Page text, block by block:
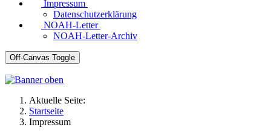
Impressum
Datenschutzerklärung
NOAH-Letter
NOAH-Letter-Archiv
Off-Canvas Toggle
Aktuelle Seite:
Startseite
Impressum